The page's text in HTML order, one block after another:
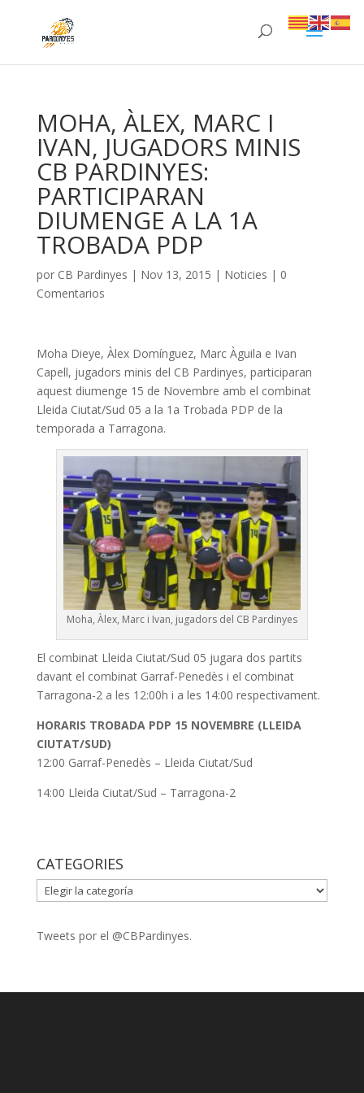
MOHA, ÀLEX, MARC I
IVAN, JUGADORS MINIS
CB PARDINYES:
PARTICIPARAN
DIUMENGE A LA 1A
TROBADA PDP
por CB Pardinyes | Nov 13, 2015 | Noticies | 0
Comentarios
Moha Dieye, Àlex Domínguez, Marc Àguila e Ivan
Capell, jugadors minis del CB Pardinyes, participaran
aquest diumenge 15 de Novembre amb el combinat
Lleida Ciutat/Sud 05 a la 1a Trobada PDP de la
temporada a Tarragona.
Moha, Àlex, Marc i Ivan, jugadors del CB Pardinyes
El combinat Lleida Ciutat/Sud 05 jugara dos partits
davant el combinat Garraf-Penedès i el combinat
Tarragona-2 a les 12:00h i a les 14:00 respectivament.
HORARIS TROBADA PDP 15 NOVEMBRE (LLEIDA
CIUTAT/SUD)
12:00 Garraf-Penedès – Lleida Ciutat/Sud
14:00 Lleida Ciutat/Sud – Tarragona-2
CATEGORIES
CATEGORIES
Tweets por el @CBPardinyes.